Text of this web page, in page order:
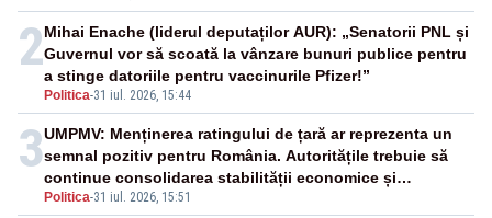
2
Politica-31 iul. 2026, 15:44
Mihai Enache (liderul deputaților AUR): „Senatorii PNL și
Guvernul vor să scoată la vânzare bunuri publice pentru
a stinge datoriile pentru vaccinurile Pfizer!”
3
Politica-31 iul. 2026, 15:51
UMPMV: Menținerea ratingului de țară ar reprezenta un
semnal pozitiv pentru România. Autoritățile trebuie să
continue consolidarea stabilității economice și
financiare